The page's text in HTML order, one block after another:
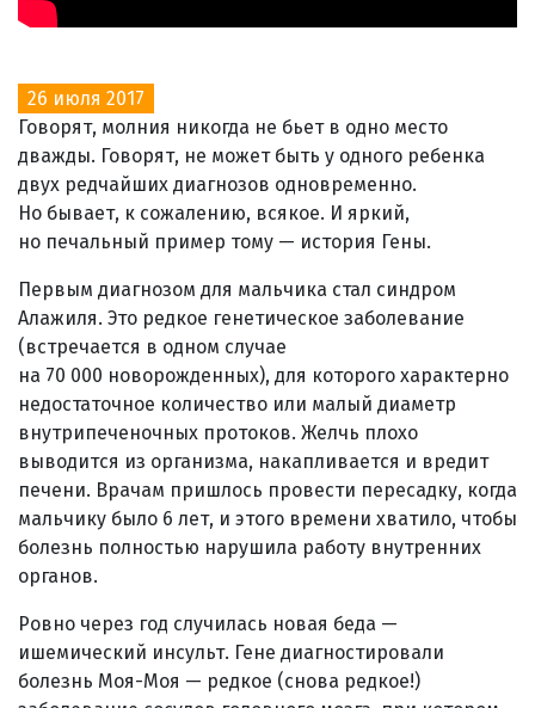
26 июля 2017
Говорят, молния никогда не бьет в одно место
дважды. Говорят, не может быть у одного ребенка
двух редчайших диагнозов одновременно.
Но бывает, к сожалению, всякое. И яркий,
но печальный пример тому — история Гены.
Первым диагнозом для мальчика стал синдром
Алажиля. Это редкое генетическое заболевание
(встречается в одном случае
на 70 000 новорожденных), для которого характерно
недостаточное количество или малый диаметр
внутрипеченочных протоков. Желчь плохо
выводится из организма, накапливается и вредит
печени. Врачам пришлось провести пересадку, когда
мальчику было 6 лет, и этого времени хватило, чтобы
болезнь полностью нарушила работу внутренних
органов.
Ровно через год случилась новая беда —
ишемический инсульт. Гене диагностировали
болезнь Моя-Моя — редкое (снова редкое!)